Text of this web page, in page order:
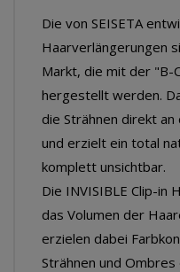
Die von SEISETA
Haarverlängerungen
Markt, die mit der "B-
hergestellt werden.
die Strähnen direkt
und erzielt ein total
komplett unsichtbar.
Die INVISIBLE Clip-in
das Volumen der
erzielen dabei
Strähnen und